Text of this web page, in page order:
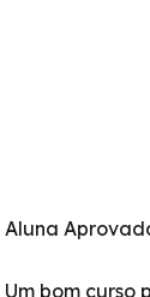
Aluna
Um bom curso